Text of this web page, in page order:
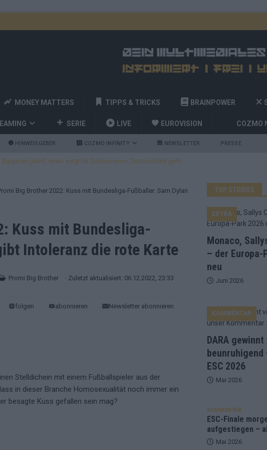
MONEY MATTERS TIPPS & TRICKS BRAINPOWER
SERIE LIVE EUROVISION COZMO
HINWEISGEBER COZMO INFINITY NEWSLETTER PRESSE
Bulgarien jubelt, Israel sorgt für Diskussionen, Deutschland geht
und Billy Joel – das ESC-Finale wird eine Party EUROVISION
Favorit, Australien aufgestiegen – alle 25 Acts im Kurzcheck
Zahl zur Ikone wurde: 70 Jahre ESC-Wertungsgeschichte!
– der Europa-Park 2026 macht vieles neu
Big Brother 2022: Kuss mit Bundesliga-Fußballer: Sam Dylan
Kuss mit Bundesliga-
Intoleranz die rote Karte
Promi Big Brother
· Zuletzt aktualisiert: 06.12.2022, 23:33
folgen abonnieren Newsletter abonnieren
Stelldichein mit einem Fußballspieler aus der
in dieser Branche Homosexualität noch immer ein
besagte Kuss gefallen sein mag?
TOP STORIES
Monaco,
– der
neu
EXTRA
Juni 2026
DARA
beunruhigend
ESC 2026
KOMMENTAR
Mai 2026
KOMMENTAR
ESC-Finale
aufgestiegen –
Mai 2026